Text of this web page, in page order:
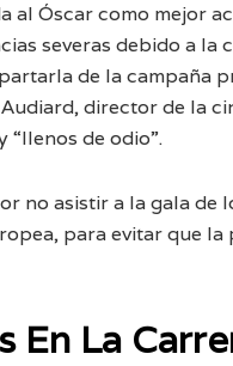
al Óscar como mejor
severas debido a la
de la campaña
director de la
“llenos de odio”.
no asistir a la gala de
para evitar que
En La